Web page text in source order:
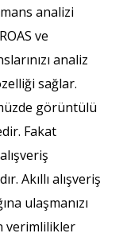
analizi
ve
analiz
sağlar.
görüntülü
Fakat
Akıllı alışveriş
ulaşmanızı
verimlilikler